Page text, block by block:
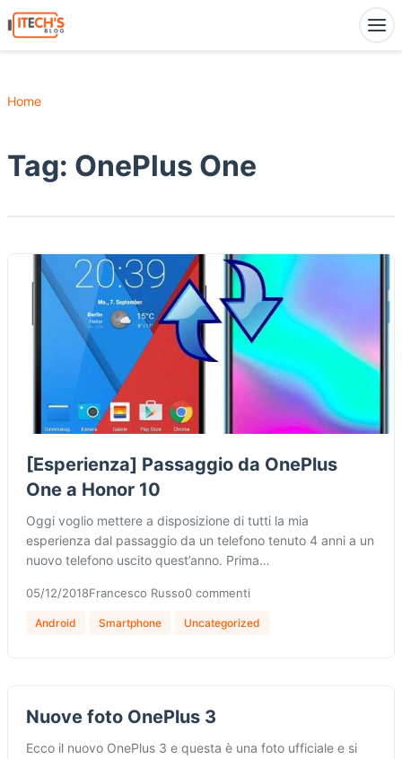
Home
Tag: OnePlus One
[Esperienza] Passaggio da OnePlus
One a Honor 10
Oggi voglio mettere a disposizione di tutti la mia
esperienza dal passaggio da un telefono tenuto 4 anni a un
nuovo telefono uscito quest’anno. Prima…
05/12/2018Francesco Russo0 commenti
Android Smartphone Uncategorized
Nuove foto OnePlus 3
Ecco il nuovo OnePlus 3 e questa è una foto ufficiale e si